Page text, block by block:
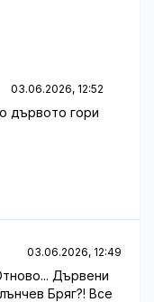
03.06.2026, 12:52
дървото гори
03.06.2026, 12:49
Дървени
Бряг?! Все